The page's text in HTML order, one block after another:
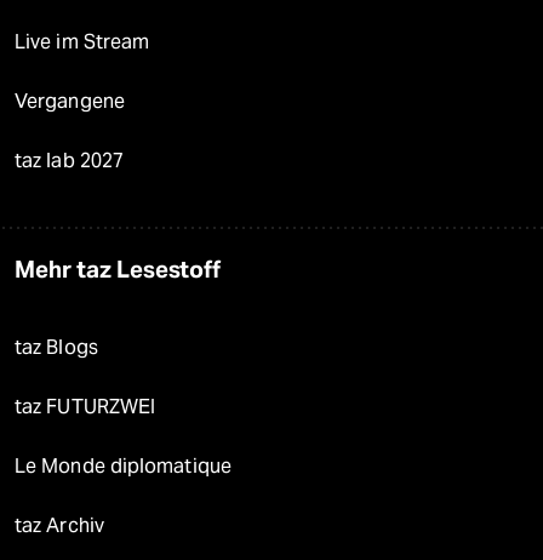
Live im Stream
Vergangene
taz lab 2027
Mehr taz Lesestoff
taz Blogs
taz FUTURZWEI
Le Monde diplomatique
taz Archiv